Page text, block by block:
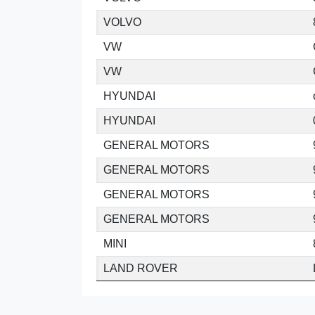
VOLVO
VW
VW
HYUNDAI
HYUNDAI
GENERAL MOTORS
GENERAL MOTORS
GENERAL MOTORS
GENERAL MOTORS
MINI
LAND ROVER